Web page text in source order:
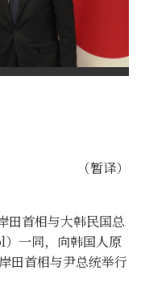
（暂译）
田首相与大韩民国总
一同，向韩国人原
田首相与尹总统举行